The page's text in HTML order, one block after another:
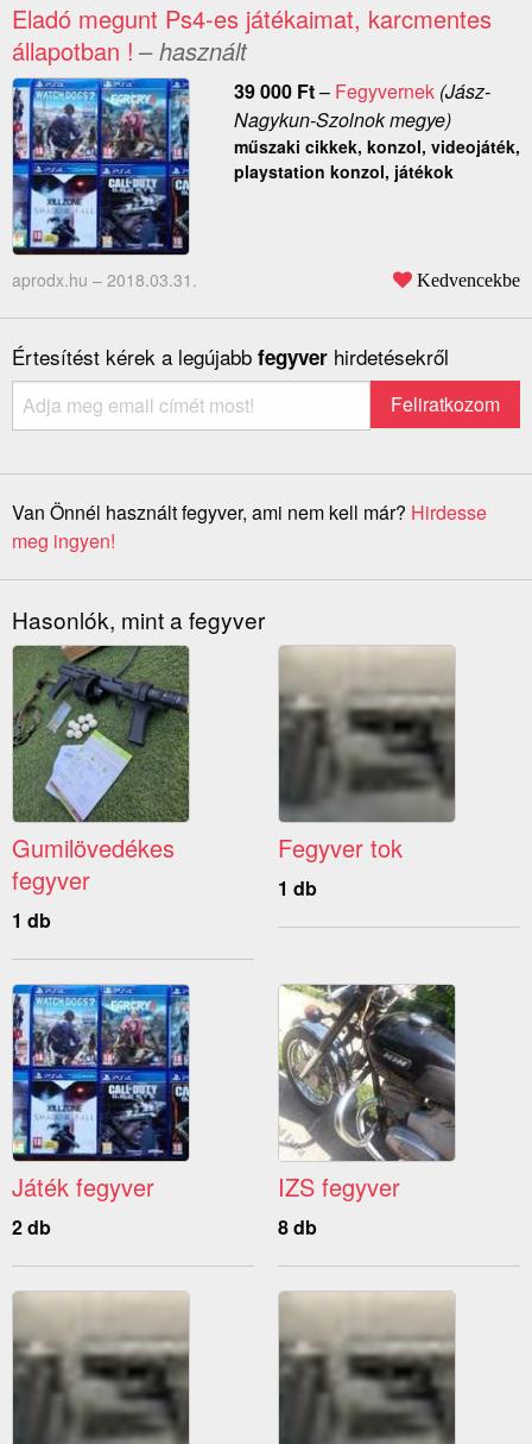
Eladó megunt Ps4-es játékaimat, karcmentes
állapotban ! – használt
39 000 Ft– Fegyvernek(Jász-
Nagykun-Szolnok megye)
műszaki cikkek, konzol, videojáték,
playstation konzol, játékok
aprodx.hu – 2018.03.31. Kedvencekbe
Értesítést kérek a legújabb fegyver hirdetésekről
Van Önnél használt fegyver, ami nem kell már? Hirdesse
meg ingyen!
Hasonlók, mint a fegyver
Gumilövedékes
fegyver
1 db
Fegyver tok
1 db
Játék fegyver
2 db
IZS fegyver
8 db